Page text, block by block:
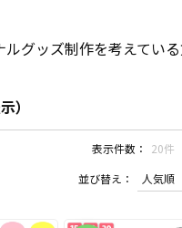
グッズ制作を考えてい
）
表示件数： 20件
並び替え：